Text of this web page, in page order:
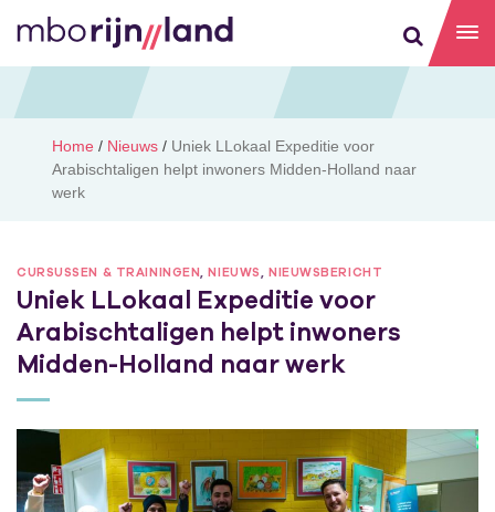
Home / Nieuws / Uniek LLokaal Expeditie voor
Arabischtaligen helpt inwoners Midden-Holland naar
werk
CURSUSSEN & TRAININGEN ,NIEUWS NIEUWSBERICHT
Uniek LLokaal Expeditie voor
Arabischtaligen helpt inwoners
Midden-Holland naar werk